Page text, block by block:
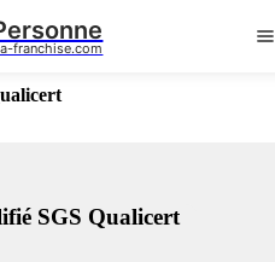
franchise.com
SGS Qualicert